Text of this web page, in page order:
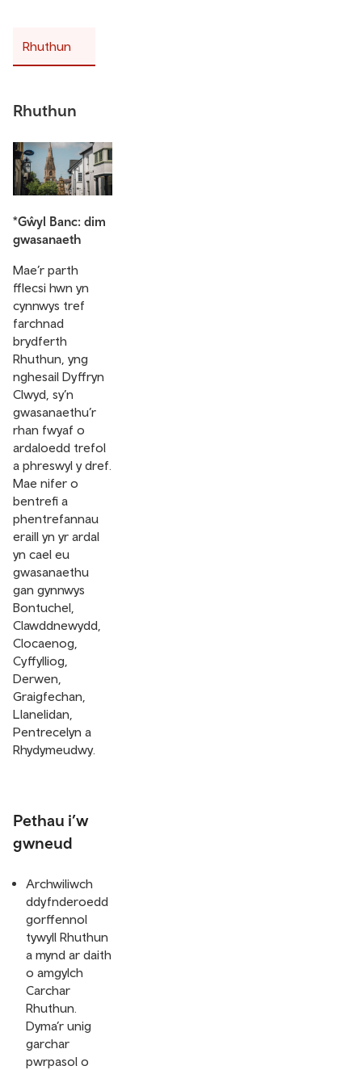
Rhuthun
Rhuthun
*Gŵyl Banc: dim
gwasanaeth
Mae’r parth
fflecsi hwn yn
cynnwys tref
farchnad
brydferth
Rhuthun, yng
nghesail Dyffryn
Clwyd, sy’n
gwasanaethu’r
rhan fwyaf o
ardaloedd trefol
a phreswyl y dref.
Mae nifer o
bentrefi a
phentrefannau
eraill yn yr ardal
yn cael eu
gwasanaethu
gan gynnwys
Bontuchel,
Clawddnewydd,
Clocaenog,
Cyffylliog,
Derwen,
Graigfechan,
Llanelidan,
Pentrecelyn a
Rhydymeudwy.
Pethau i’w
gwneud
Archwiliwch
ddyfnderoedd
gorffennol
tywyll Rhuthun
a mynd ar daith
o amgylch
Carchar
Rhuthun.
Dyma’r unig
garchar
pwrpasol o